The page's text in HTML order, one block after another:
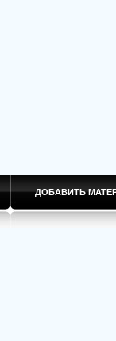
ДОБАВИТЬ